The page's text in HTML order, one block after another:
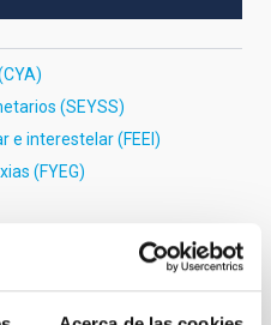
(SEYSS)
e interestelar (FEEI)
(FYEG)
Óptica Adaptativa